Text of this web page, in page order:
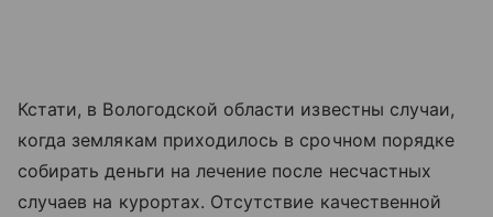
Кстати, в Вологодской области известны случаи,
когда землякам приходилось в срочном порядке
собирать деньги на лечение после несчастных
случаев на курортах. Отсутствие качественной